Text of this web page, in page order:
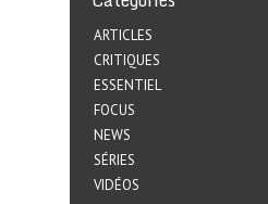
ARTICLES
CRITIQUES
ESSENTIEL
FOCUS
NEWS
SÉRIES
VIDÉOS